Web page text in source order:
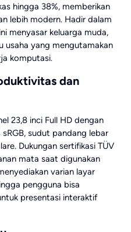
hingga 38%, memberikan
lebih modern. Hadir dalam
menyasar keluarga muda,
usaha yang mengutamakan
komputasi.
dan
23,8 inci Full HD dengan
sudut pandang lebar
Dukungan sertifikasi TÜV
mata saat digunakan
varian layar
pengguna bisa
presentasi interaktif